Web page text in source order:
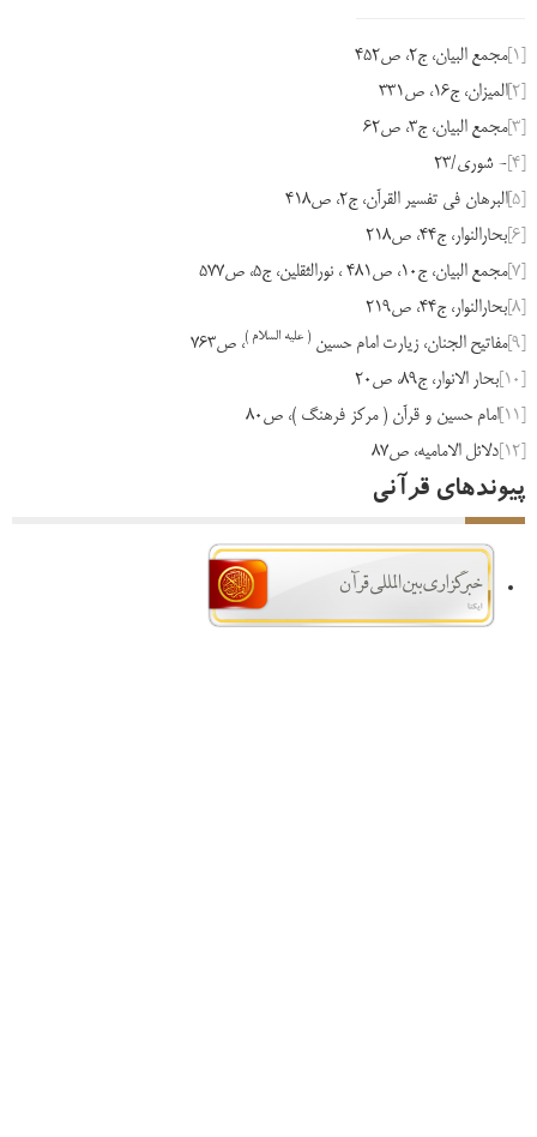
[1]مجمع البیان، ج2، ص452
[2]المیزان، ج16، ص331
[3]مجمع البیان، ج3، ص62
[4] - شوری/23
[5]البرهان فی تفسیر القرآن، ج2، ص418
[6] بحارالنوار، ج44، ص218
[7]مجمع البیان، ج10، ص481 ، نورالثقلین، ج5، ص577
[8] بحارالنوار، ج44، ص219
[9]مفاتیح الجنان، زیارت امام حسین ( علیه السلام )، ص763
[10] بحار الانوار، ج89، ص20
[11]امام حسین و قرآن ( مرکز فرهنگ )، ص80
[12] دلائل الامامیه، ص87
پیوندهای قرآنی